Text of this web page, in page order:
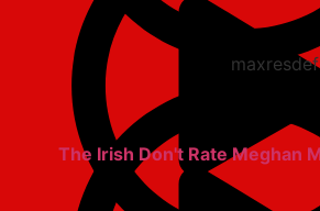
The Irish Don't Rate